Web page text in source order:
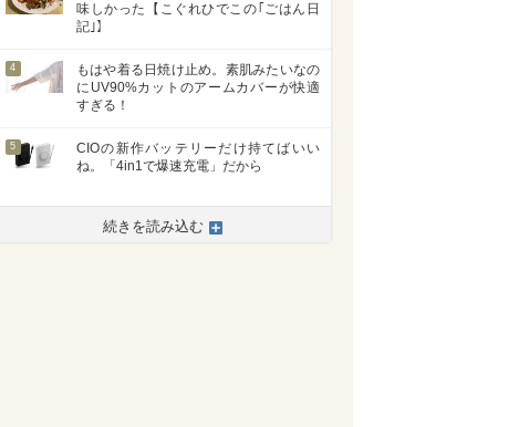
味しかった【こぐれひでこの｢ごはん日
記｣】
4
もはや着る日焼け止め。素肌みたいなの
にUV90%カットのアームカバーが快適
すぎる！
5
CIOの新作バッテリーだけ持てばいい
ね。「4in1で爆速充電」だから
続きを読み込む